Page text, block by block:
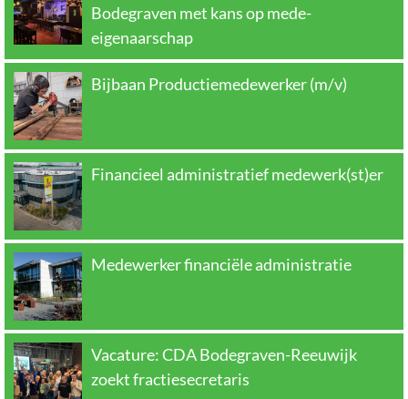
Bodegraven met kans op mede-
eigenaarschap
Bijbaan Productiemedewerker (m/v)
Financieel administratief medewerk(st)er
Medewerker financiële administratie
Vacature: CDA Bodegraven-Reeuwijk
zoekt fractiesecretaris